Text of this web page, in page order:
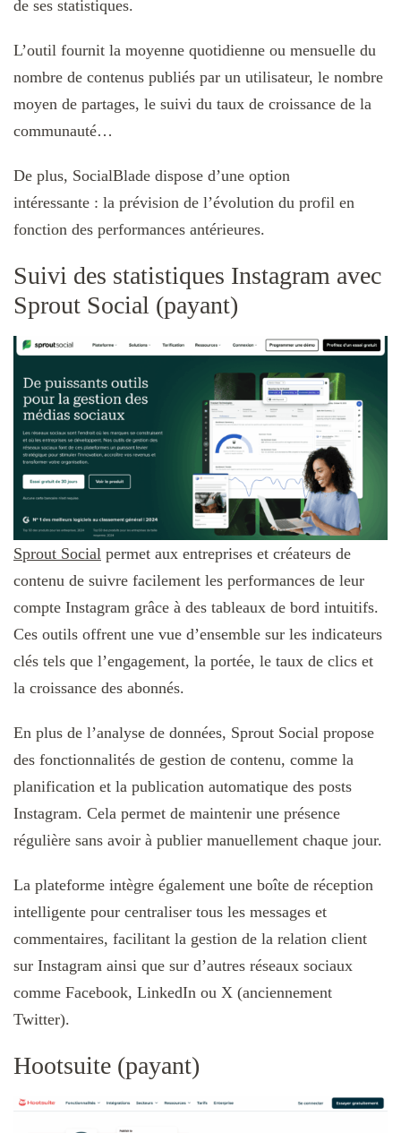
de ses statistiques.
L’outil fournit la moyenne quotidienne ou mensuelle du
nombre de contenus publiés par un utilisateur, le nombre
moyen de partages, le suivi du taux de croissance de la
communauté…
De plus, SocialBlade dispose d’une option
intéressante : la prévision de l’évolution du profil en
fonction des performances antérieures.
Suivi des statistiques Instagram avec
Sprout Social (payant)
Sprout Social permet aux entreprises et créateurs de
contenu de suivre facilement les performances de leur
compte Instagram grâce à des tableaux de bord intuitifs.
Ces outils offrent une vue d’ensemble sur les indicateurs
clés tels que l’engagement, la portée, le taux de clics et
la croissance des abonnés.
En plus de l’analyse de données, Sprout Social propose
des fonctionnalités de gestion de contenu, comme la
planification et la publication automatique des posts
Instagram. Cela permet de maintenir une présence
régulière sans avoir à publier manuellement chaque jour.
La plateforme intègre également une boîte de réception
intelligente pour centraliser tous les messages et
commentaires, facilitant la gestion de la relation client
sur Instagram ainsi que sur d’autres réseaux sociaux
comme Facebook, LinkedIn ou X (anciennement
Twitter).
Hootsuite (payant)